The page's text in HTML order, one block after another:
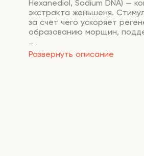
Развернуть описание
Hexanediol, Sodium DNA) —
экстракта женьшеня.
за счёт чего ускоряет
образованию морщин,
Полиглюкуроновая кислота
увлажняющим действием и